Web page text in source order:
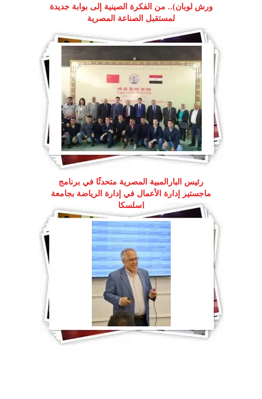
ورش لوبان).. من الفكرة الصينية إلى بوابة جديدة
لمستقبل الصناعة المصرية
رئيس البارالمبية المصرية متحدثًا في برنامج
ماجستير إدارة الأعمال في إدارة الرياضة بجامعة
إسلسكا